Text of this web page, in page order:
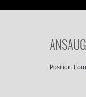
Position: